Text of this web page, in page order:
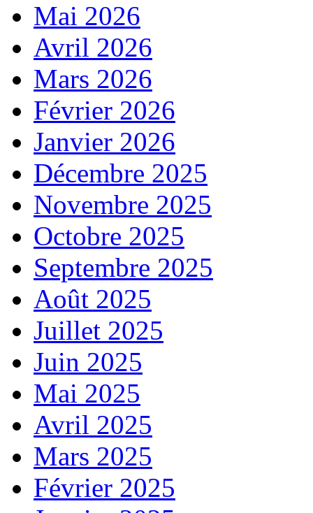
Mai 2026
Avril 2026
Mars 2026
Février 2026
Janvier 2026
Décembre 2025
Novembre 2025
Octobre 2025
Septembre 2025
Août 2025
Juillet 2025
Juin 2025
Mai 2025
Avril 2025
Mars 2025
Février 2025